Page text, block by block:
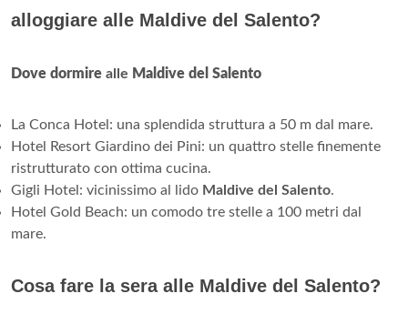
alloggiare alle Maldive del Salento?
Dove dormire alle Maldive del Salento
La Conca Hotel: una splendida struttura a 50 m dal mare.
Hotel Resort Giardino dei Pini: un quattro stelle finemente
ristrutturato con ottima cucina.
Gigli Hotel: vicinissimo al lido Maldive del Salento.
Hotel Gold Beach: un comodo tre stelle a 100 metri dal
mare.
Cosa fare la sera alle Maldive del Salento?